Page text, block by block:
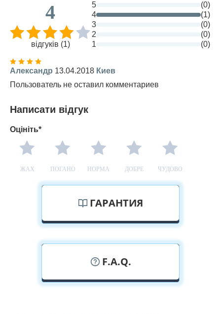
4
відгуків (1)
5
(0)
4
(1)
3
(0)
2
(0)
1
(0)
Александр 13.04.2018 Киев
Пользователь не оставил комментариев
Написати відгук
Оцініть*
ЖАХ ПОГАНО НОРМА ДОБРЕ ЧУДОВО
ГАРАНТИЯ
F.A.Q.